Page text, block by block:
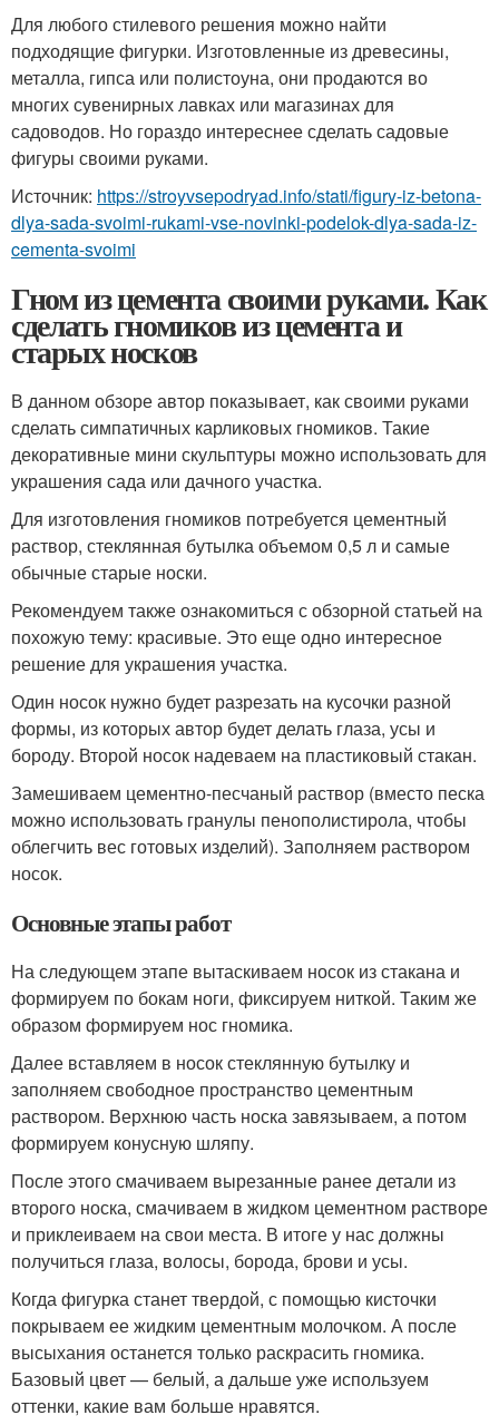
Для любого стилевого решения можно найти
подходящие фигурки. Изготовленные из древесины,
металла, гипса или полистоуна, они продаются во
многих сувенирных лавках или магазинах для
садоводов. Но гораздо интереснее сделать садовые
фигуры своими руками.
Источник: https://stroyvsepodryad.info/stati/figury-iz-betona-
dlya-sada-svoimi-rukami-vse-novinki-podelok-dlya-sada-iz-
cementa-svoimi
Гном из цемента своими руками. Как
сделать гномиков из цемента и
старых носков
В данном обзоре автор показывает, как своими руками
сделать симпатичных карликовых гномиков. Такие
декоративные мини скульптуры можно использовать для
украшения сада или дачного участка.
Для изготовления гномиков потребуется цементный
раствор, стеклянная бутылка объемом 0,5 л и самые
обычные старые носки.
Рекомендуем также ознакомиться с обзорной статьей на
похожую тему: красивые. Это еще одно интересное
решение для украшения участка.
Один носок нужно будет разрезать на кусочки разной
формы, из которых автор будет делать глаза, усы и
бороду. Второй носок надеваем на пластиковый стакан.
Замешиваем цементно-песчаный раствор (вместо песка
можно использовать гранулы пенополистирола, чтобы
облегчить вес готовых изделий). Заполняем раствором
носок.
Основные этапы работ
На следующем этапе вытаскиваем носок из стакана и
формируем по бокам ноги, фиксируем ниткой. Таким же
образом формируем нос гномика.
Далее вставляем в носок стеклянную бутылку и
заполняем свободное пространство цементным
раствором. Верхнюю часть носка завязываем, а потом
формируем конусную шляпу.
После этого смачиваем вырезанные ранее детали из
второго носка, смачиваем в жидком цементном растворе
и приклеиваем на свои места. В итоге у нас должны
получиться глаза, волосы, борода, брови и усы.
Когда фигурка станет твердой, с помощью кисточки
покрываем ее жидким цементным молочком. А после
высыхания останется только раскрасить гномика.
Базовый цвет — белый, а дальше уже используем
оттенки, какие вам больше нравятся.